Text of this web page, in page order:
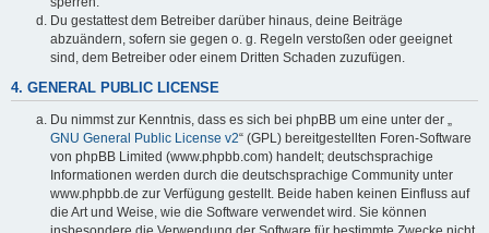
Du gestattest dem Betreiber darüber hinaus, deine Beiträge
abzuändern, sofern sie gegen o. g. Regeln verstoßen oder geeignet
sind, dem Betreiber oder einem Dritten Schaden zuzufügen.
4. GENERAL PUBLIC LICENSE
Du nimmst zur Kenntnis, dass es sich bei phpBB um eine unter der „
GNU General Public License v2“ (GPL) bereitgestellten Foren-Software
von phpBB Limited (www.phpbb.com) handelt; deutschsprachige
Informationen werden durch die deutschsprachige Community unter
www.phpbb.de zur Verfügung gestellt. Beide haben keinen Einfluss auf
die Art und Weise, wie die Software verwendet wird. Sie können